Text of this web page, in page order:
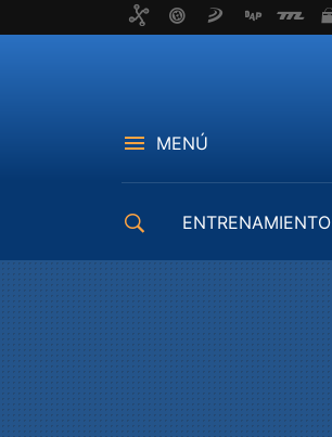
MENÚ
ENTRENAMIENTO